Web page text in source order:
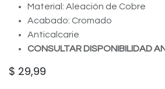
Material: Aleación de Cobre
Acabado: Cromado
Anticalcarie
CONSULTAR DISPONIBILIDAD
$ 29,99